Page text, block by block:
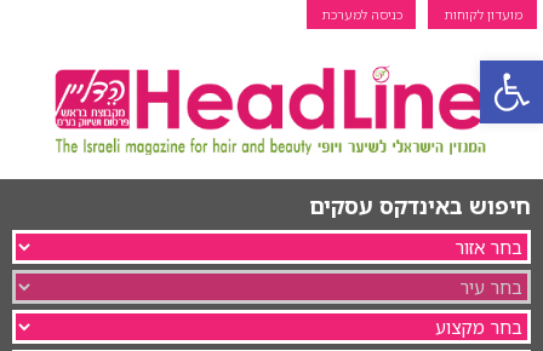
פתח סרגל נגישות
מועדון לקוחות כניסה למערכת
חיפוש באינדקס עסקים